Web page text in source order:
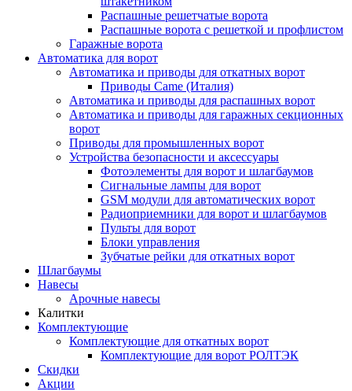
Распашные решетчатые ворота
Распашные ворота с решеткой и профлистом
Гаражные ворота
Автоматика для ворот
Автоматика и приводы для откатных ворот
Приводы Came (Италия)
Автоматика и приводы для распашных ворот
Автоматика и приводы для гаражных секционных
ворот
Приводы для промышленных ворот
Устройства безопасности и аксессуары
Фотоэлементы для ворот и шлагбаумов
Сигнальные лампы для ворот
GSM модули для автоматических ворот
Радиоприемники для ворот и шлагбаумов
Пульты для ворот
Блоки управления
Зубчатые рейки для откатных ворот
Шлагбаумы
Навесы
Арочные навесы
Калитки
Комплектующие
Комплектующие для откатных ворот
Комплектующие для ворот РОЛТЭК
Скидки
Акции